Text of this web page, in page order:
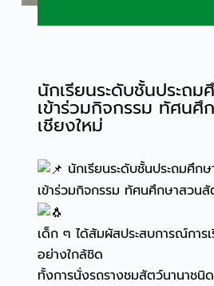
นักเรียนระดับชั้นประถม
เข้าร่วมกิจกรรม ทัศนศึ
เชียงใหม่
นักเรียนระดับชั้นประถมศึก
เข้าร่วมกิจกรรม ทัศนศึกษาสวนสั
เด็ก ๆ ได้สัมผัสประสบการณ์การ
อย่างใกล้ชิด
ทั้งการนั่งรถรางชมสัตว์นานาชนิด